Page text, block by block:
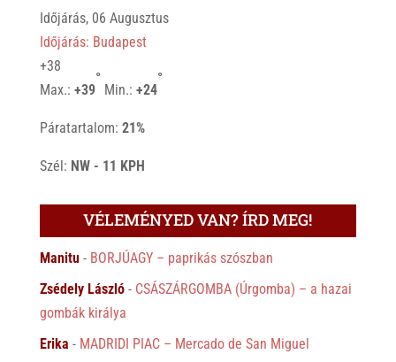
Időjárás, 06 Augusztus
Időjárás: Budapest
+38
Max.: +39
°
Min.: +24
°
Páratartalom: 21%
Szél: NW - 11 KPH
VÉLEMÉNYED VAN? ÍRD MEG!
Manitu- BORJÚAGY – paprikás szószban
Zsédely László- CSÁSZÁRGOMBA (Úrgomba) – a hazai
gombák királya
Erika - MADRIDI PIAC – Mercado de San Miguel